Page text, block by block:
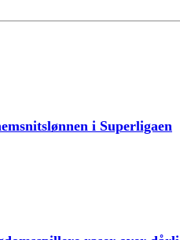
i Superligaen